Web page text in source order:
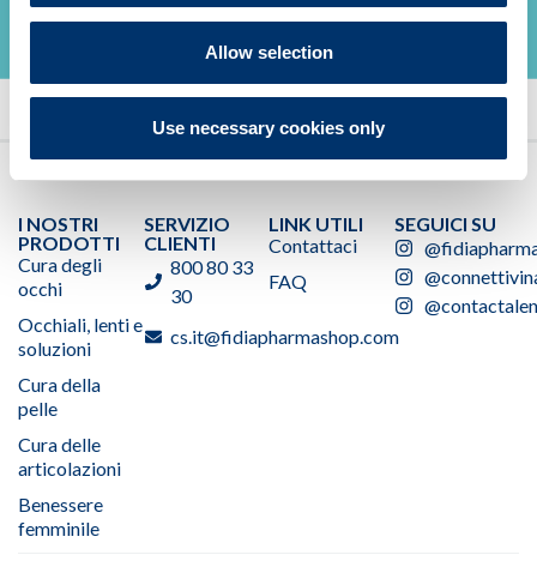
Allow selection
Use necessary cookies only
I NOSTRI
PRODOTTI
Cura degli
occhi
Occhiali, lenti e
soluzioni
Cura della
pelle
Cura delle
articolazioni
Benessere
femminile
SERVIZIO
CLIENTI
800 80 33
30
cs.it@fidiapharmashop.com
LINK UTILI
Contattaci
FAQ
SEGUICI SU